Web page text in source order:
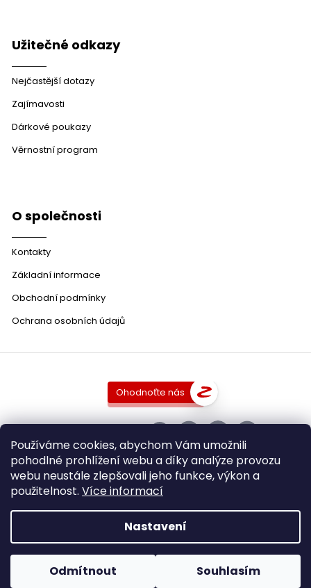
Používáme cookies, abychom Vám umožnili
pohodlné prohlížení webu a díky analýze provozu
webu neustále zlepšovali jeho funkce, výkon a
použitelnost. Více informací
Nastavení
Odmítnout Souhlasím
Užitečné odkazy
Nejčastější dotazy
Zajímavosti
Dárkové poukazy
Věrnostní program
O společnosti
Kontakty
Základní informace
Obchodní podmínky
Ochrana osobních údajů
Ohodnoťte nás
Vytvořil Shoptet
Copyright 2026DobraVina.cz. Všechna práva vyhrazena.
Upravit nastavení cookies
Grafický návrh vytvořil a nakódoval